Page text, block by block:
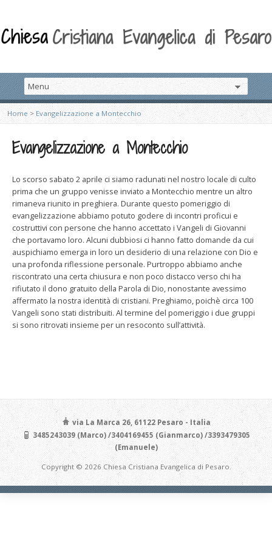
Home > Evangelizzazione a Montecchio
Evangelizzazione a Montecchio
Lo scorso sabato 2 aprile ci siamo radunati nel nostro locale di culto
prima che un gruppo venisse inviato a Montecchio mentre un altro
rimaneva riunito in preghiera. Durante questo pomeriggio di
evangelizzazione abbiamo potuto godere di incontri proficui e
costruttivi con persone che hanno accettato i Vangeli di Giovanni
che portavamo loro. Alcuni dubbiosi ci hanno fatto domande da cui
auspichiamo emerga in loro un desiderio di una relazione con Dio e
una profonda riflessione personale. Purtroppo abbiamo anche
riscontrato una certa chiusura e non poco distacco verso chi ha
rifiutato il dono gratuito della Parola di Dio, nonostante avessimo
affermato la nostra identità di cristiani. Preghiamo, poichè circa 100
Vangeli sono stati distribuiti. Al termine del pomeriggio i due gruppi
si sono ritrovati insieme per un resoconto sull’attività.
via La Marca 26, 61122 Pesaro - Italia
3485243039 (Marco) /3404169455 (Gianmarco) /3393479305
(Emanuele)
Copyright © 2026 Chiesa Cristiana Evangelica di Pesaro.